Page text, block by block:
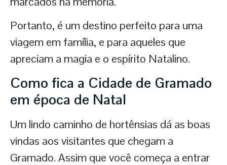
Portanto, é um destino perfeito para uma
viagem em família, e para aqueles que
apreciam a magia e o espírito Natalino.
Como fica a Cidade de Gramado
em época de Natal
Um lindo caminho de hortênsias dá as boas
vindas aos visitantes que chegam a
Gramado. Assim que você começa a entrar